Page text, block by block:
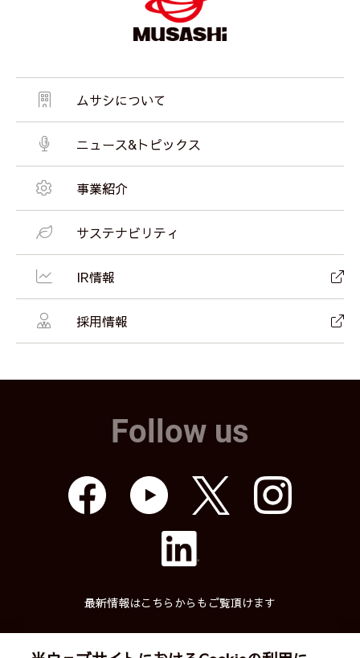
ムサシについて
ニュース&トピックス
事業紹介
サステナビリティ
IR情報
採用情報
Follow us
最新情報はこちらからもご覧頂けます